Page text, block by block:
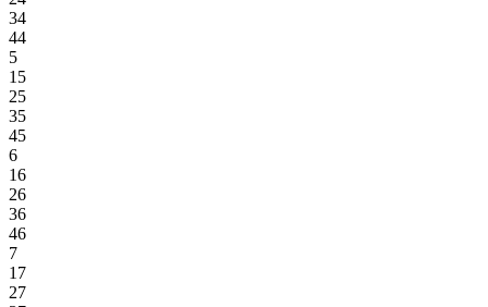
34
44
5
15
25
35
45
6
16
26
36
46
7
17
27